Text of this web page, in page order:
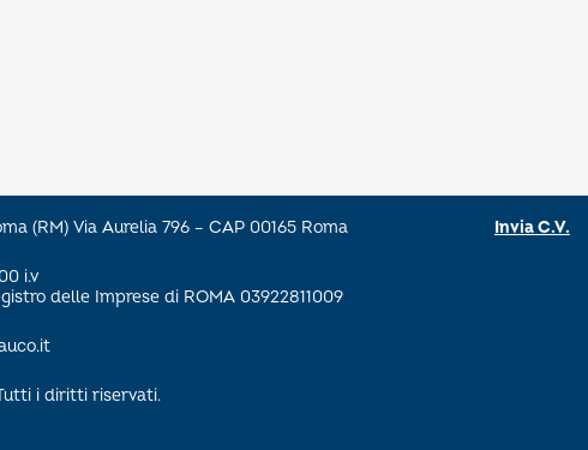
(RM) Via Aurelia 796 – CAP 00165 Roma
i.v
delle Imprese di ROMA 03922811009
i diritti riservati.
Invia C.V.